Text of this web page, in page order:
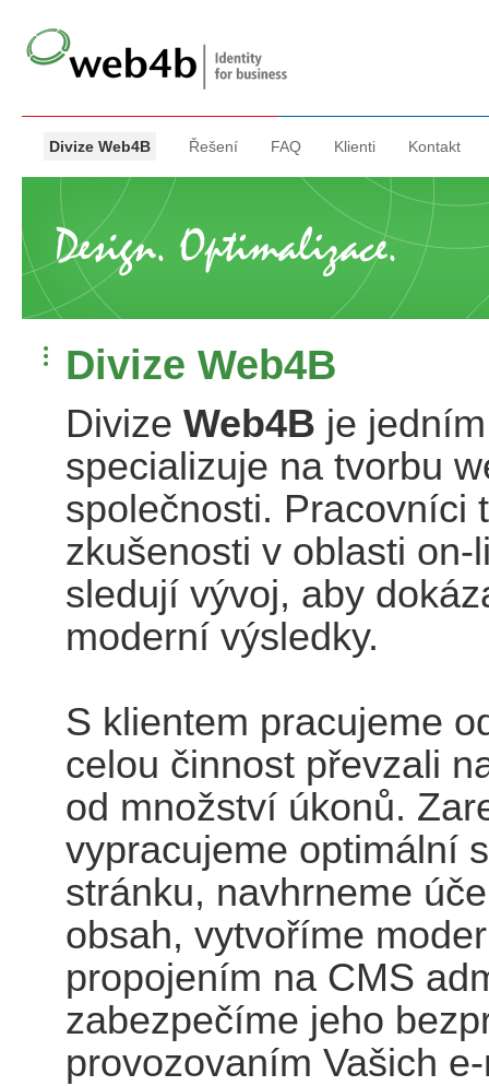
Divize Web4B Řešení FAQ Klienti Kontakt
Divize Web4B
Divize Web4B je
specializuje na tvorbu
společnosti. Pracovníci
zkušenosti v oblasti
sledují vývoj, aby
moderní výsledky.
S klientem pracujeme
celou činnost převzali
od množství úkonů.
vypracujeme optimální
stránku, navhrneme
obsah, vytvoříme
propojením na CMS
zabezpečíme jeho
provozovaním Vašich